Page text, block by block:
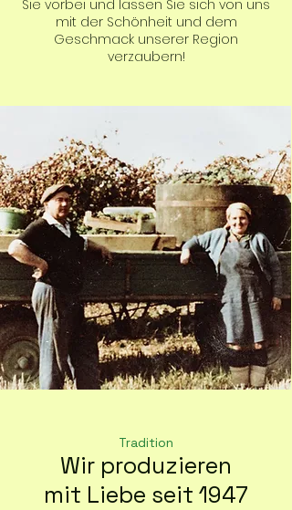
Sie vorbei und lassen Sie sich von uns
mit der Schönheit und dem
Geschmack unserer Region
verzaubern!
Tradition
Wir produzieren
mit Liebe seit 1947